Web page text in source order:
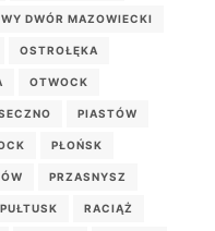
DWÓR MAZOWIECKI
OSTROŁĘKA
OTWOCK
PIASTÓW
PŁOŃSK
PRZASNYSZ
PUŁTUSK RACIĄŻ